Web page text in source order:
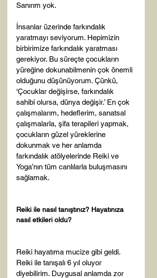
Sanırım yok.
İnsanlar üzerinde farkındalık
yaratmayı seviyorum. Hepimizin
birbirimize farkındalık yaratması
gerekiyor. Bu süreçte çocukların
yüreğine dokunabilmenin çok önemli
olduğunu düşünüyorum. Çünkü,
‘Çocuklar değişirse, farkındalık
sahibi olursa, dünya değişir.’ En çok
çalışmalarım, hedeflerim, sanatsal
çalışmalarla, şifa terapileri yapmak,
çocukların güzel yüreklerine
dokunmak ve her anlamda
farkındalık atölyelerinde Reiki ve
Yoga’nın tüm canlılarla buluşmasını
sağlamak.
Reiki ile nasıl tanıştınız? Hayatınıza
nasıl etkileri oldu?
Reiki hayatıma mucize gibi geldi.
Reiki ile tanışalı 6 yıl oluyor
diyebilirim. Duygusal anlamda zor